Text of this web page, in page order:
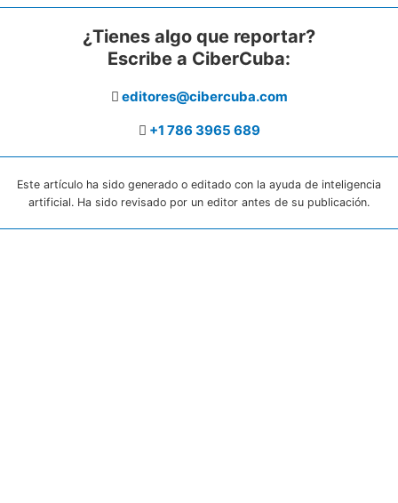
¿Tienes algo que reportar?
Escribe a CiberCuba:
editores@cibercuba.com
+1 786 3965 689
Este artículo ha sido generado o editado con la ayuda de inteligencia
artificial. Ha sido revisado por un editor antes de su publicación.